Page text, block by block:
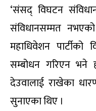
‘संसद् विघटन
संविधानसम्मत
महाधिवेशन
सम्बोधन गरिएन भने
देउवालाई राखेका
सुनाएका थिए ।